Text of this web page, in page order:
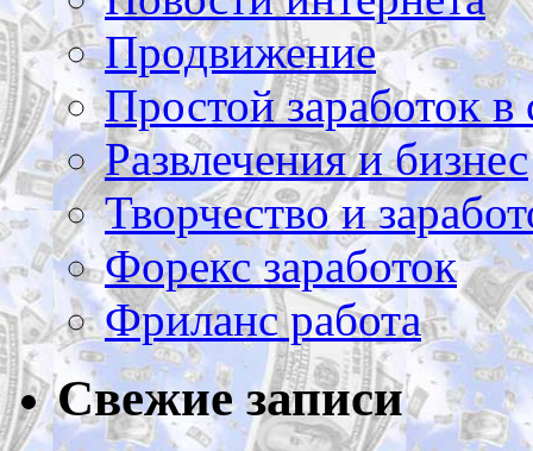
Продвижение
Простой заработок в
Развлечения и бизнес
Творчество и
Форекс заработок
Фриланс работа
Свежие записи